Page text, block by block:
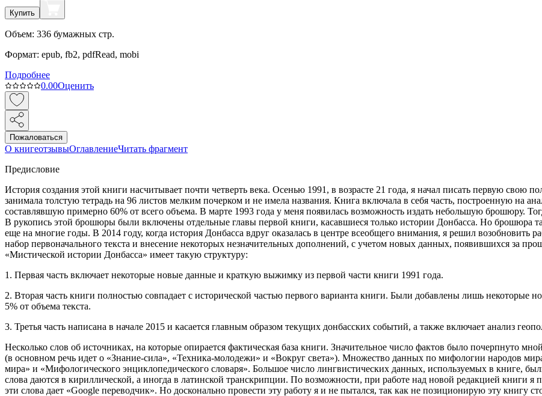
Купить
Объем: 336 бумажных стр.
Формат: epub, fb2, pdfRead, mobi
Подробнее
0.00Оценить
Пожаловаться
О книгеотзывыОглавлениеЧитать фрагмент
Предисловие
История создания этой книги насчитывает почти четверть века. Осенью 1991, в возрасте 21 года, я начал писать первую свою
занимала толстую тетрадь на 96 листов мелким почерком и не имела названия. Книга включала в себя часть, построенную на
составлявшую примерно 60% от всего объема. В марте 1993 года у меня появилась возможность издать небольшую брошюру.
В рукопись этой брошюры были включены отдельные главы первой книги, касавшиеся только истории Донбасса. Но брошюра
еще на многие годы. В 2014 году, когда история Донбасса вдруг оказалась в центре всеобщего внимания, я решил возобновить
набор первоначального текста и внесение некоторых незначительных дополнений, с учетом новых данных, появившихся за
«Мистической истории Донбасса» имеет такую структуру:
1. Первая часть включает некоторые новые данные и краткую выжимку из первой части книги 1991 года.
2. Вторая часть книги полностью совпадает с исторической частью первого варианта книги. Были добавлены лишь
5% от объема текста.
3. Третья часть написана в начале 2015 и касается главным образом текущих донбасских событий, а также включает анализ
Несколько слов об источниках, на которые опирается фактическая база книги. Значительное число фактов было почерпнуто
(в основном речь идет о «Знание-сила», «Техника-молодежи» и «Вокруг света»). Множество данных по мифологии народов
мира» и «Мифологического энциклопедического словаря». Большое число лингвистических данных, используемых в книге,
слова даются в кириллической, а иногда в латинской транскрипции. По возможности, при работе над новой редакцией книги я
эти слова дает «Google переводчик». Но досконально провести эту работу я и не пытался, так как не позиционирую эту книгу